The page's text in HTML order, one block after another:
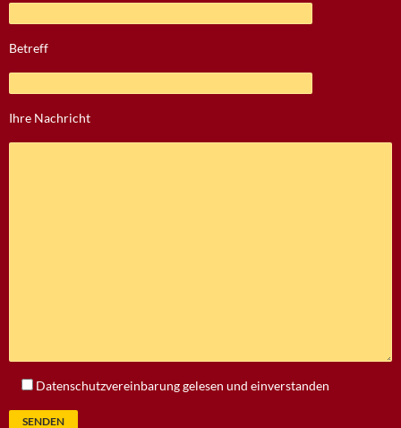
Betreff
Bitte lasse dieses Feld leer.
Ihre Nachricht
Datenschutzvereinbarunggelesen und einverstanden